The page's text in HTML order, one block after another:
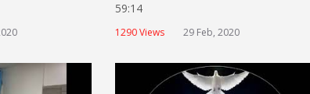
59:14
1290 Views 29 Feb, 2020